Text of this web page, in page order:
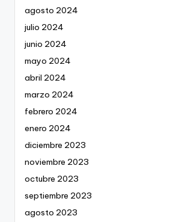
agosto 2024
julio 2024
junio 2024
mayo 2024
abril 2024
marzo 2024
febrero 2024
enero 2024
diciembre 2023
noviembre 2023
octubre 2023
septiembre 2023
agosto 2023